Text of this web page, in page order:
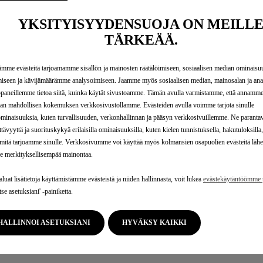
hallinnoidakseen niitä;
tai tuotteen kehitystarkoituksiin.
tietoihinsa Stellantis-tietosuojaportaalista,
leasing-yritykset, kaupalliset asiakkaat) tulee lähettää
YKSITYISYYDENSUOJA ON MEILLE
TÄRKEÄÄ.
evästeitä tarjoamamme sisällön ja mainosten räätälöimiseen, sosiaalisen median
ja kävijämäärämme analysoimiseen. Jaamme myös sosiaalisen median, mainosalan ja
tietoa siitä, kuinka käytät sivustoamme. Tämän avulla varmistamme, että
mahdollisen kokemuksen verkkosivustollamme. Evästeiden avulla voimme tarjota sinulle
kuten turvallisuuden, verkonhallinnan ja pääsyn verkkosivuillemme. Ne
ja suorituskykyä erilaisilla ominaisuuksilla, kuten kielen tunnistuksella,
tarjoamme sinulle. Verkkosivumme voi käyttää myös kolmansien osapuolien evästeitä
merkityksellisempää mainontaa.
lisätietoja käyttämistämme evästeistä ja niiden hallinnasta, voit lukea evästekäytäntöömme
asetuksiani' -painiketta.
HALLINNOI ASETUKSIANI HYVÄKSY KAIKKI